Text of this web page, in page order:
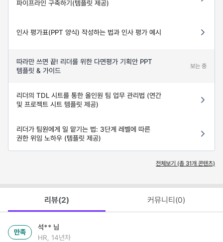
파이프라인 구축하기(템플릿 제공)
인사 평가표(PPT 양식) 작성하는 법과 인사 평가 예시
따라만 쓰면 끝! 리더를 위한 다면평가 기획안 PPT
템플릿 & 가이드
보는 중
리더의 TDL 시트를 통한 올인원 팀 업무 관리법 (연간
및 프로젝트 시트 템플릿 제공)
리더가 팀원에게 일 맡기는 법: 3단계 레벨에 따른
권한 위임 노하우 (템플릿 제공)
전체보기 (총 31개 콘텐츠)
리뷰(2) 커뮤니티(0)
만족
석** 님
HR, 14년차